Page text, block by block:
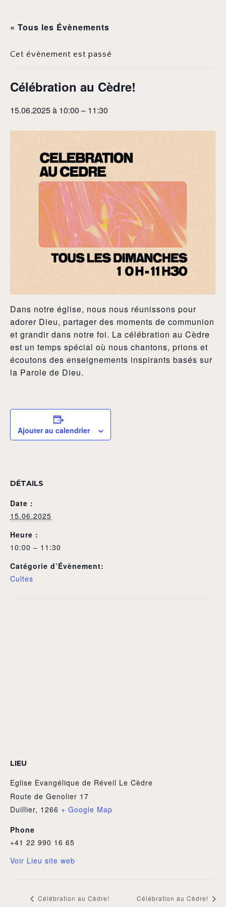
« Tous les Évènements
Cet évènement est passé
Célébration au Cèdre!
15.06.2025 à 10:00 – 11:30
Dans notre église, nous nous réunissons pour
adorer Dieu, partager des moments de communion
et grandir dans notre foi. La célébration au Cèdre
est un temps spécial où nous chantons, prions et
écoutons des enseignements inspirants basés sur
la Parole de Dieu.
Ajouter au calendrier
DÉTAILS
Date :
15.06.2025
Heure :
10:00 – 11:30
Catégorie d’Évènement:
Cultes
LIEU
Eglise Evangélique de Réveil Le Cèdre
Route de Genolier 17
Duillier, 1266 + Google Map
Phone
+41 22 990 16 65
Voir Lieu site web
Célébration au Cèdre! Célébration au Cèdre!